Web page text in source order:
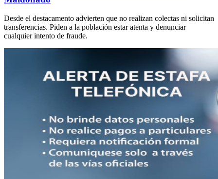
Desde el destacamento advierten que no realizan colectas ni solicitan
transferencias. Piden a la población estar atenta y denunciar
cualquier intento de fraude.